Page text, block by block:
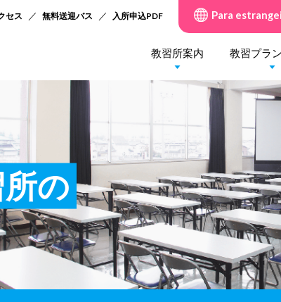
セス 無料送迎バス 入所申込PDF Para
教習所案内 教習プラ
の